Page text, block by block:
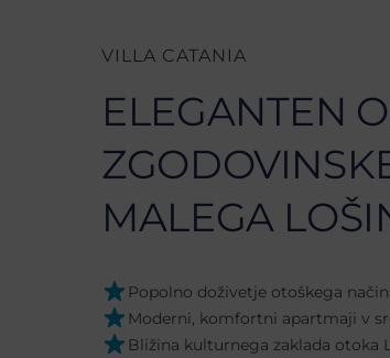
VILLA CATANIA
ELEGANTEN
MALEGA
Popolno doživetje otoškega
Moderni, komfortni apartmaji v
Bližina kulturnega zaklada otoka